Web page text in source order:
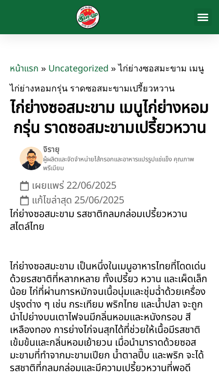
หน้าแรก » Uncategorized » ไก่ย่างซอสมะขาม เมนู
ไก่ย่างหอมกรุ่น ราดซอสมะขามเปรี้ยวหวาน
ไก่ย่างซอสมะขาม เมนูไก่ย่างหอม
กรุ่น ราดซอสมะขามเปรี้ยวหวาน
จิรายุ
ผู้ผลิตและจัดจำหน่ายไส้กรอกและอาหารแปรรูปแช่แข็ง คุณภาพ
พรีเมียม
เผยแพร่ 22/06/2025
แก้ไขล่าสุด 25/06/2025
ไก่ย่างซอสมะขาม รสชาติกลมกล่อมเปรี้ยวหวาน
สไตล์ไทย
ไก่ย่างซอสมะขาม เป็นหนึ่งในเมนูอาหารไทยที่โดดเด่น
ด้วยรสชาติที่หลากหลาย ทั้งเปรี้ยว หวาน และเผ็ดเล็ก
น้อย ไก่ที่ผ่านการหมักจนเนื้อนุ่มและชุ่มฉ่ำด้วยเครื่อง
ปรุงต่าง ๆ เช่น กระเทียม พริกไทย และน้ำปลา จะถูก
นำไปย่างบนเตาไฟจนมีกลิ่นหอมและหนังกรอบ สี
เหลืองทอง การย่างไก่จนสุกได้ที่ช่วยให้เนื้อมีรสชาติ
เข้มข้นและกลิ่นหอมเย้ายวน เมื่อนำมาราดด้วยซอส
มะขามที่ทำจากมะขามเปียก น้ำตาลปี๊บ และพริก จะได้
รสชาติที่กลมกล่อมและมีความเปรี้ยวหวานที่พอดี